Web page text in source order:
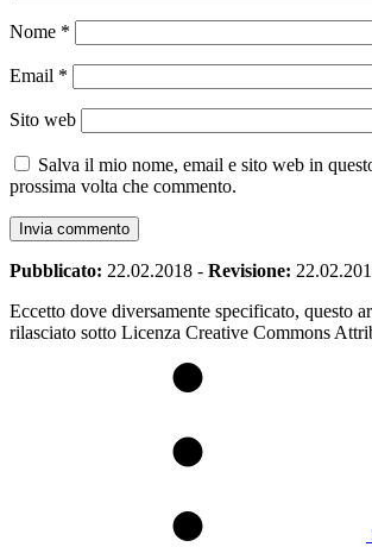
Nome *
Email *
Sito web
Salva il mio nome, email e sito web in
prossima volta che commento.
Pubblicato: 22.02.2018 - Revisione:
Eccetto dove diversamente specificato, questo
rilasciato sotto Licenza Creative Commons